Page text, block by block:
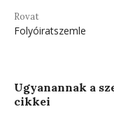
Rovat
Folyóiratszemle
Ugyanannak a
cikkei